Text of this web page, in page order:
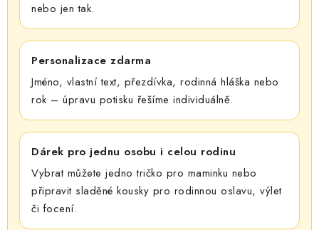
nebo jen tak.
Personalizace zdarma
Jméno, vlastní text, přezdívka, rodinná hláška nebo
rok – úpravu potisku řešíme individuálně.
Dárek pro jednu osobu i celou rodinu
Vybrat můžete jedno tričko pro maminku nebo
připravit sladěné kousky pro rodinnou oslavu, výlet
či focení.